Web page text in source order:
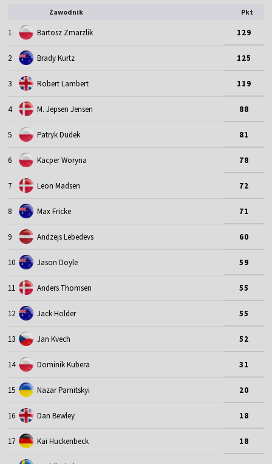
Zawodnik Pkt
1 Bartosz Zmarzlik 129
2 Brady Kurtz 125
3 Robert Lambert 119
4 M. Jepsen Jensen 88
5 Patryk Dudek 81
6 Kacper Woryna 78
7 Leon Madsen 72
8 Max Fricke 71
9 Andzejs Lebedevs 60
10 Jason Doyle 59
11 Anders Thomsen 55
12 Jack Holder 55
13 Jan Kvech 52
14 Dominik Kubera 31
15 Nazar Parnitskyi 20
16 Dan Bewley 18
17 Kai Huckenbeck 18